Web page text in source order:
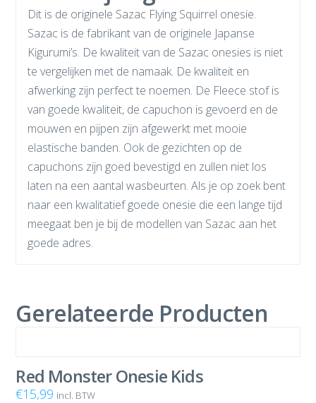
Dit is de originele Sazac Flying Squirrel onesie.
Sazac is de fabrikant van de originele Japanse
Kigurumi’s. De kwaliteit van de Sazac onesies is niet
te vergelijken met de namaak. De kwaliteit en
afwerking zijn perfect te noemen. De Fleece stof is
van goede kwaliteit, de capuchon is gevoerd en de
mouwen en pijpen zijn afgewerkt met mooie
elastische banden. Ook de gezichten op de
capuchons zijn goed bevestigd en zullen niet los
laten na een aantal wasbeurten. Als je op zoek bent
naar een kwalitatief goede onesie die een lange tijd
meegaat ben je bij de modellen van Sazac aan het
goede adres.
Gerelateerde Producten
Red Monster Onesie Kids
€15,99 incl. BTW